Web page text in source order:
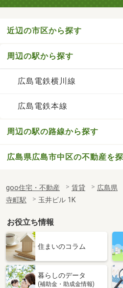
近辺の市区から探す
周辺の駅から探す
広島電鉄横川線
広島電鉄本線
周辺の駅の路線から探す
広島県広島市中区の不動産を
goo住宅・不動産 賃貸 広島県
寺町駅
玉井ビル 1K
お役立ち情報
住まいのコラム
暮らしのデータ
(補助金・助成金情報)